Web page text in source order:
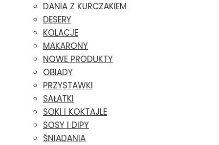
DANIA Z KURCZAKIEM
DESERY
KOLACJE
MAKARONY
NOWE PRODUKTY
OBIADY
PRZYSTAWKI
SAŁATKI
SOKI I KOKTAJLE
SOSY I DIPY
ŚNIADANIA